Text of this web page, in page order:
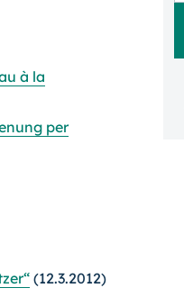
à la
per
(12.3.2012)